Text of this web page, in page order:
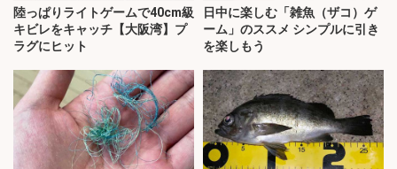
陸っぱりライトゲームで40cm級
キビレをキャッチ【大阪湾】プ
ラグにヒット
日中に楽しむ「雑魚（ザコ）ゲ
ーム」のススメ シンプルに引き
を楽しもう